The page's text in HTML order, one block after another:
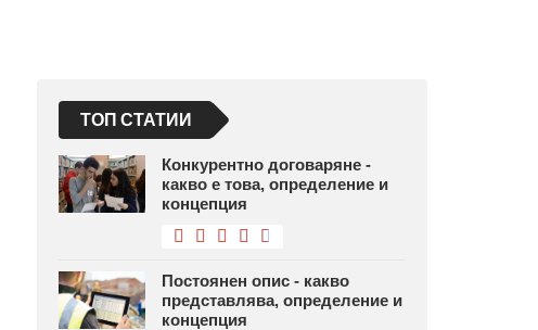
ТОП СТАТИИ
Конкурентно договаряне -
какво е това, определение и
концепция
Постоянен опис - какво
представлява, определение и
концепция